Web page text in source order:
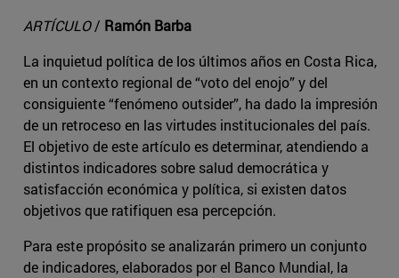
ARTÍCULO/ Ramón Barba
La inquietud política de los últimos años en Costa Rica,
en un contexto regional de “voto del enojo” y del
consiguiente “fenómeno outsider”, ha dado la impresión
de un retroceso en las virtudes institucionales del país.
El objetivo de este artículo es determinar, atendiendo a
distintos indicadores sobre salud democrática y
satisfacción económica y política, si existen datos
objetivos que ratifiquen esa percepción.
Para este propósito se analizarán primero un conjunto
de indicadores, elaborados por el Banco Mundial, la